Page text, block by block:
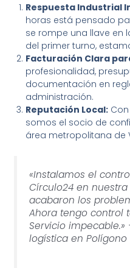
Respuesta Industrial
horas está pensado
se rompe una llave en
del primer turno,
Facturación Clara
profesionalidad,
documentación en
administración.
Reputación Local:
somos el socio de
área metropolitana de
«Instalamos el
Círculo24 en
acabaron los
Ahora tengo control
Servicio
logística en Polígono